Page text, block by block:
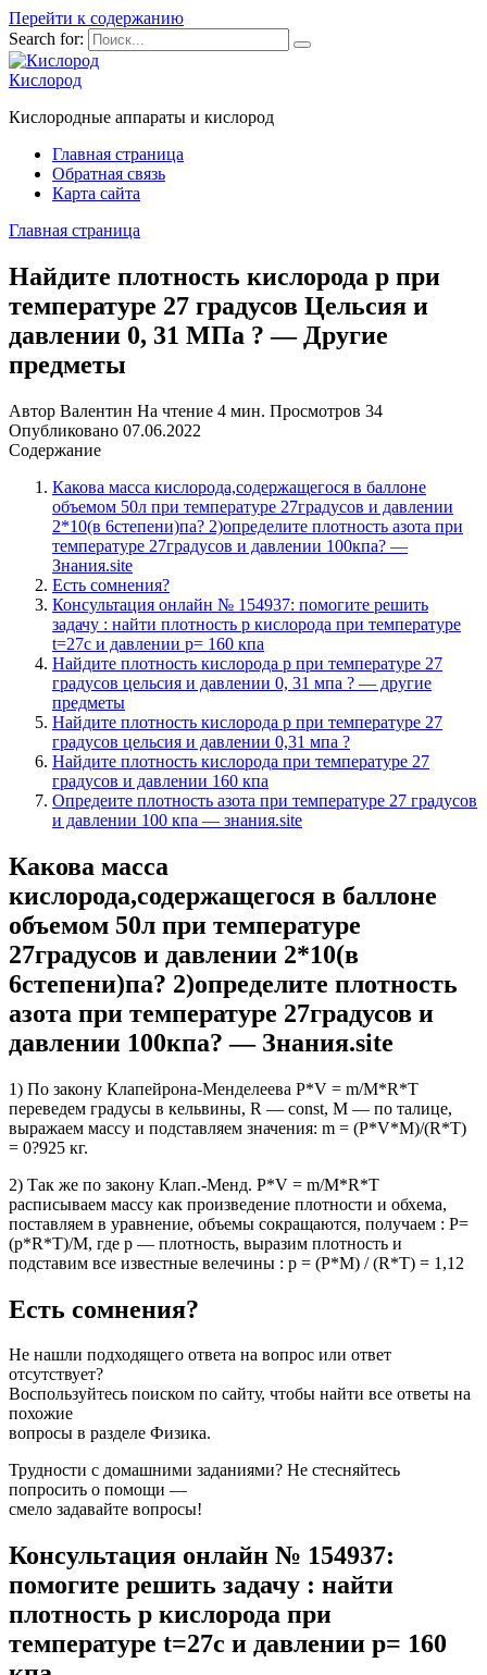
Перейти к содержанию
Search for:
Кислород
Кислородные аппараты и кислород
Главная страница
Обратная связь
Карта сайта
Главная страница
Найдите плотность кислорода p при
температуре 27 градусов Цельсия и
давлении 0, 31 МПа ? — Другие
предметы
Автор Валентин На чтение 4 мин. Просмотров 34
Опубликовано 07.06.2022
Содержание
Какова масса кислорода,содержащегося в баллоне
объемом 50л при температуре 27градусов и давлении
2*10(в 6степени)па? 2)определите плотность азота при
температуре 27градусов и давлении 100кпа? —
Знания.site
Есть сомнения?
Консультация онлайн № 154937: помогите решить
задачу : найти плотность p кислорода при температуре
t=27c и давлении p= 160 кпа
Найдите плотность кислорода p при температуре 27
градусов цельсия и давлении 0, 31 мпа ? — другие
предметы
Найдите плотность кислорода p при температуре 27
градусов цельсия и давлении 0,31 мпа ?
Найдите плотность кислорода при температуре 27
градусов и давлении 160 кпа
Опредеите плотность азота при температуре 27 градусов
и давлении 100 кпа — знания.site
Какова масса
кислорода,содержащегося в баллоне
объемом 50л при температуре
27градусов и давлении 2*10(в
6степени)па? 2)определите плотность
азота при температуре 27градусов и
давлении 100кпа? — Знания.site
1) По закону Клапейрона-Менделеева P*V = m/M*R*T
переведем градусы в кельвины, R — const, M — по талице,
выражаем массу и подставляем значения: m = (P*V*M)/(R*T)
= 0?925 кг.
2) Так же по закону Клап.-Менд. P*V = m/M*R*T
расписываем массу как произведение плотности и обхема,
поставляем в уравнение, объемы сокращаются, получаем : P=
(p*R*T)/M, где p — плотность, выразим плотность и
подставим все известные велечины : p = (P*M) / (R*T) = 1,12
Есть сомнения?
Не нашли подходящего ответа на вопрос или ответ
отсутствует?
Воспользуйтесь поиском по сайту, чтобы найти все ответы на
похожие
вопросы в разделе Физика.
Трудности с домашними заданиями? Не стесняйтесь
попросить о помощи —
смело задавайте вопросы!
Консультация онлайн № 154937:
помогите решить задачу : найти
плотность p кислорода при
температуре t=27c и давлении p= 160